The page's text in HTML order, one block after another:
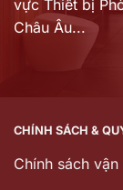
vực Thiết bị
Châu Âu...
CHÍNH SÁCH &
Chính sách